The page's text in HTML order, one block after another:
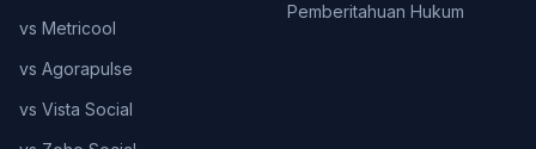
vs Metricool
vs Agorapulse
vs Vista Social
Pemberitahuan Hukum